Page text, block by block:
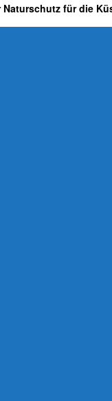
Naturschutz für die